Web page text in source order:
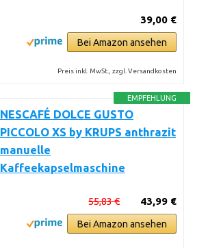
39,00 €
Bei Amazon ansehen
Preis inkl. MwSt., zzgl. Versandkosten
EMPFEHLUNG
NESCAFÉ DOLCE GUSTO
PICCOLO XS by KRUPS anthrazit
manuelle
Kaffeekapselmaschine
43,99 €
55,83 €
Bei Amazon ansehen